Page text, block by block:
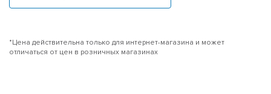
*Цена действительна только для интернет-магазина и может
отличаться от цен в розничных магазинах